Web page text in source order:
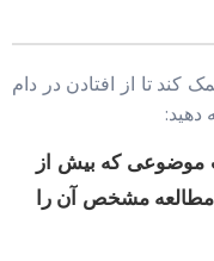
کند تا از افتادن در دام
دهید:
موضوعی که بیش از
مشخص آن را